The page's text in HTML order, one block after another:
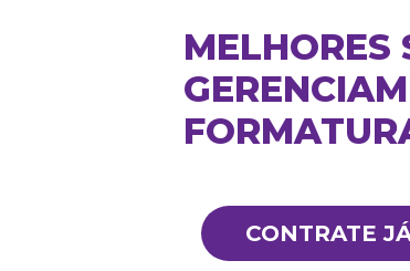
MELHORES
CONTRATE